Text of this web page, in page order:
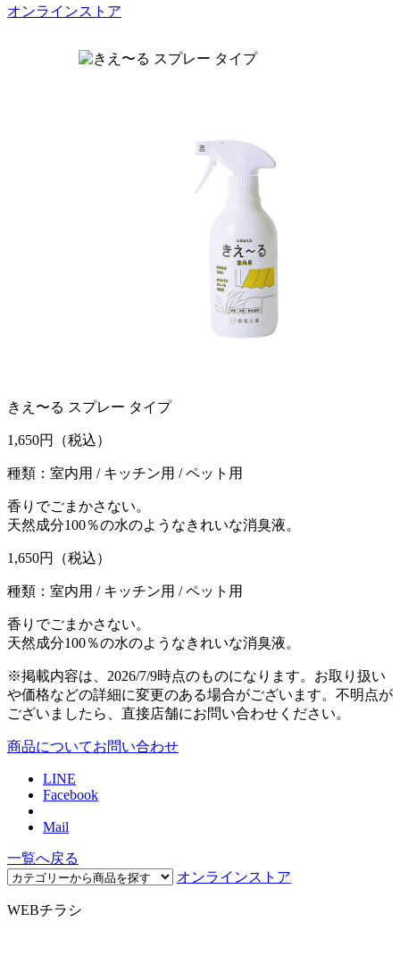
オンラインストア
きえ〜る スプレー タイプ
1,650円（税込）
種類：室内用 / キッチン用 / ペット用
香りでごまかさない。
天然成分100％の水のようなきれいな消臭液。
1,650円（税込）
種類：室内用 / キッチン用 / ペット用
香りでごまかさない。
天然成分100％の水のようなきれいな消臭液。
※掲載内容は、2026/7/9時点のものになります。お取り扱い
や価格などの詳細に変更のある場合がございます。不明点が
ございましたら、直接店舗にお問い合わせください。
商品についてお問い合わせ
LINE
Facebook
Mail
一覧へ戻る
オンラインストア
WEBチラシ